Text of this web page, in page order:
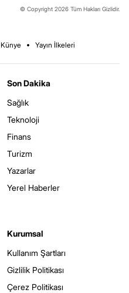
© Copyright 2026 Tüm Hakları Gizlidir.
Künye Yayın İlkeleri
Son Dakika
Sağlık
Teknoloji
Finans
Turizm
Yazarlar
Yerel Haberler
Kurumsal
Kullanım Şartları
Gizlilik Politikası
Çerez Politikası